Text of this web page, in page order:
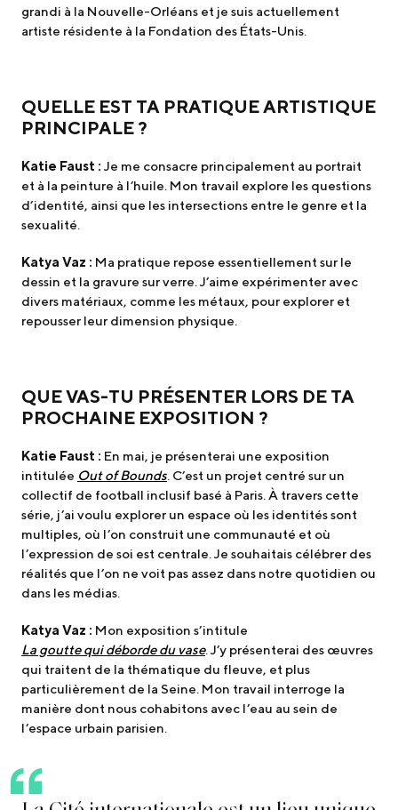
grandi à la Nouvelle-Orléans et je suis actuellement
artiste résidente à la Fondation des États-Unis.
QUELLE EST TA PRATIQUE ARTISTIQUE
PRINCIPALE ?
Katie Faust : Je me consacre principalement au portrait
et à la peinture à l’huile. Mon travail explore les questions
d’identité, ainsi que les intersections entre le genre et la
sexualité.
Katya Vaz : Ma pratique repose essentiellement sur le
dessin et la gravure sur verre. J’aime expérimenter avec
divers matériaux, comme les métaux, pour explorer et
repousser leur dimension physique.
QUE VAS-TU PRÉSENTER LORS DE TA
PROCHAINE EXPOSITION ?
Katie Faust : En mai, je présenterai une exposition
intitulée Out of Bounds. C’est un projet centré sur un
collectif de football inclusif basé à Paris. À travers cette
série, j’ai voulu explorer un espace où les identités sont
multiples, où l’on construit une communauté et où
l’expression de soi est centrale. Je souhaitais célébrer des
réalités que l’on ne voit pas assez dans notre quotidien ou
dans les médias.
Katya Vaz : Mon exposition s’intitule
La goutte qui déborde du vase. J’y présenterai des œuvres
qui traitent de la thématique du fleuve, et plus
particulièrement de la Seine. Mon travail interroge la
manière dont nous cohabitons avec l’eau au sein de
l’espace urbain parisien.